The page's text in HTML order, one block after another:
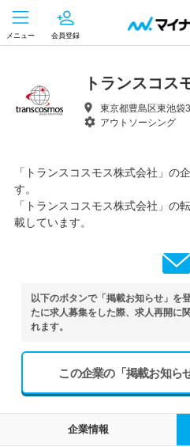
メニュー 会員登録
トランスコス
東京都豊島区東池袋
アウトソーシング
「トランスコスモス株式会社」の
す。
「トランスコスモス株式会社」の
載しています。
以下のボタンで「掲載お知らせ」を
たに求人募集をした際、求人再開に
れます。
この企業の「掲載お知ら
企業情報